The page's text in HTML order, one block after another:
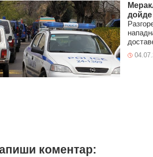
дойде
коментар: